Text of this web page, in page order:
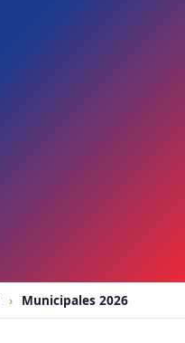
› Municipales 2026